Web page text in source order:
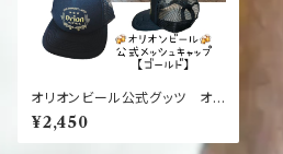
オリオンビール公式グッツ オリ
オンメッシュキャップ ジョッキ
ロゴ 黒×金 黒×銀【定番】【帽
子】【オリオン】【沖縄】【お土産】
¥2,450